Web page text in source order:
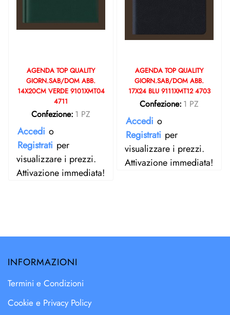
AGENDA TOP QUALITY
GIORN.SAB/DOM ABB.
14X20CM VERDE 9101XMT04
4711
Confezione: 1 PZ
Accedi o
Registrati per
visualizzare i prezzi.
Attivazione immediata!
AGENDA TOP QUALITY
GIORN.SAB/DOM ABB.
17X24 BLU 9111XMT12 4703
Confezione: 1 PZ
Accedi o
Registrati per
visualizzare i prezzi.
Attivazione immediata!
INFORMAZIONI
Termini e Condizioni
Cookie e Privacy Policy